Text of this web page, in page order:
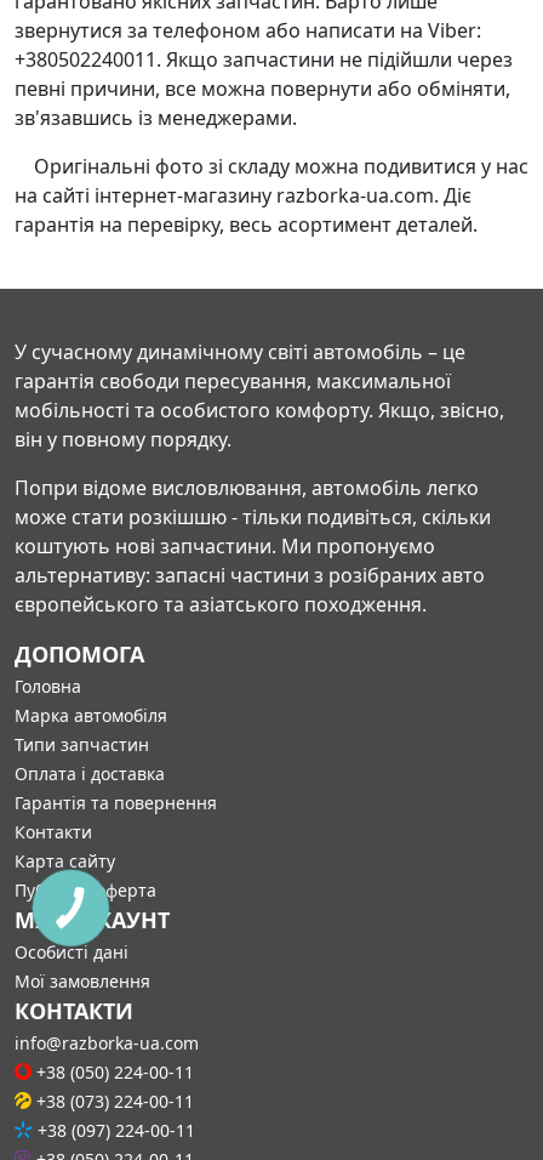
звернутися за телефоном або написати на Viber:
+380502240011. Якщо запчастини не підійшли через
певні причини, все можна повернути або обміняти,
зв'язавшись із менеджерами.
Оригінальні фото зі складу можна подивитися у нас
на сайті інтернет-магазину razborka-ua.com. Діє
гарантія на перевірку, весь асортимент деталей.
У сучасному динамічному світі автомобіль – це
гарантія свободи пересування, максимальної
мобільності та особистого комфорту. Якщо, звісно,
він у повному порядку.
Попри відоме висловлювання, автомобіль легко
може стати розкішшю - тільки подивіться, скільки
коштують нові запчастини. Ми пропонуємо
альтернативу: запасні частини з розібраних авто
європейського та азіатського походження.
ДОПОМОГА
Головна
Марка автомобіля
Типи запчастин
Оплата і доставка
Гарантія та повернення
Контакти
Карта сайту
Публічна оферта
МІЙ АККАУНТ
Особисті дані
Мої замовлення
КОНТАКТИ
info@razborka-ua.com
+38 (050) 224-00-11
+38 (073) 224-00-11
+38 (097) 224-00-11